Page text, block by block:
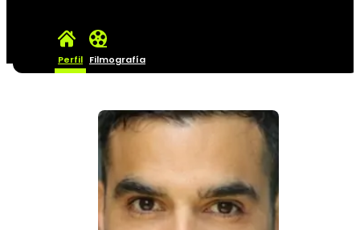
Perfil Filmografía